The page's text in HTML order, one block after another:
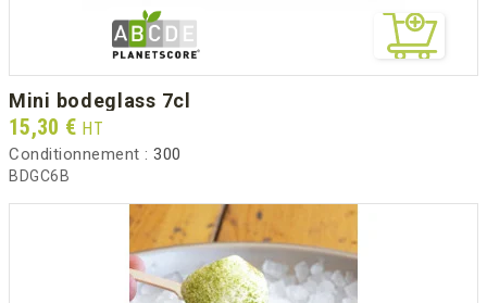
mini bodeglass 7cl
Prix
15,30 € HT
Conditionnement : 300
BDGC6B